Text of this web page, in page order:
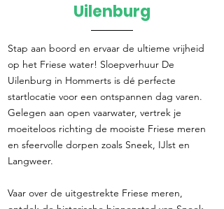
Uilenburg
Stap aan boord en ervaar de ultieme vrijheid
op het Friese water! Sloepverhuur De
Uilenburg in Hommerts is dé perfecte
startlocatie voor een ontspannen dag varen.
Gelegen aan open vaarwater, vertrek je
moeiteloos richting de mooiste Friese meren
en sfeervolle dorpen zoals Sneek, IJlst en
Langweer.
Vaar over de uitgestrekte Friese meren,